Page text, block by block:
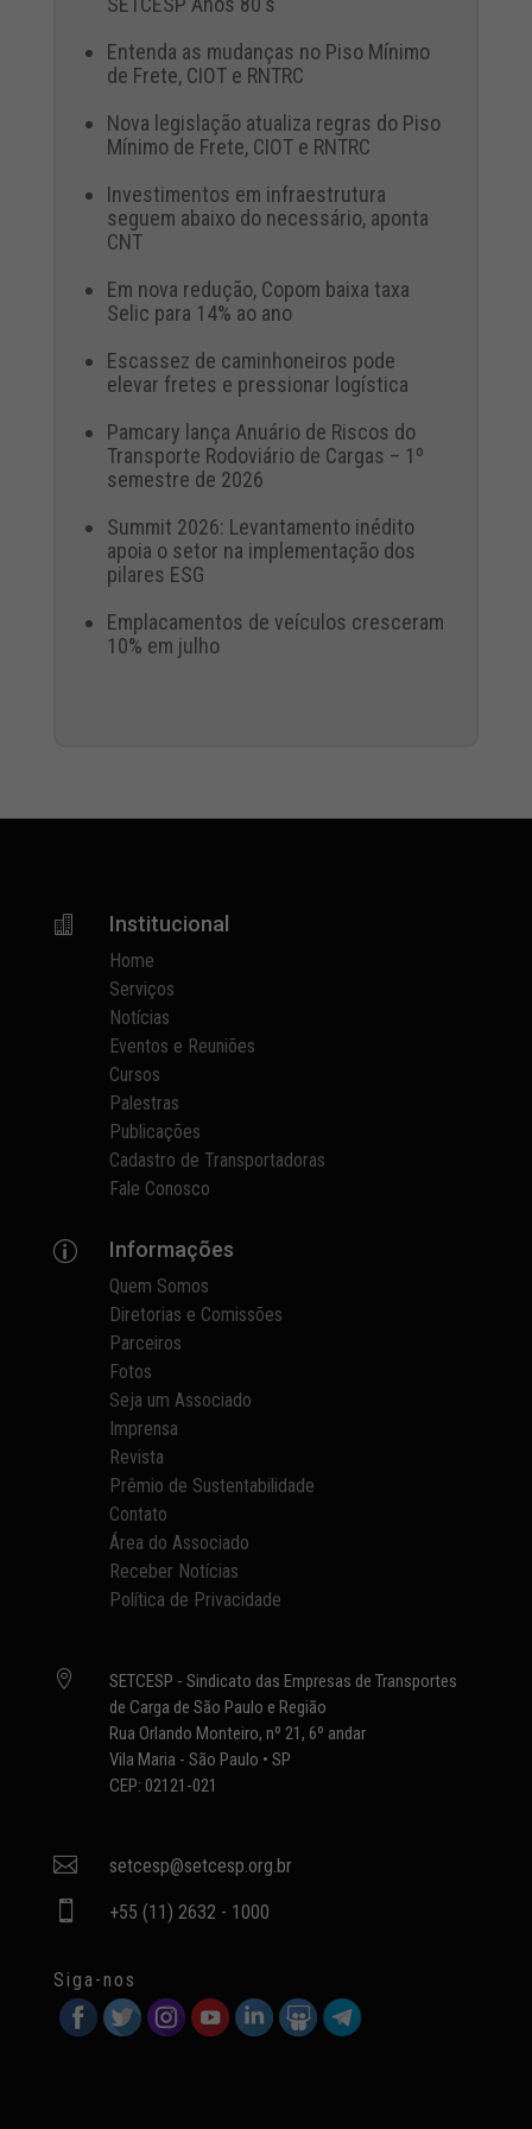
Entenda as mudanças no Piso Mínimo
de Frete, CIOT e RNTRC
Nova legislação atualiza regras do Piso
Mínimo de Frete, CIOT e RNTRC
Investimentos em infraestrutura
seguem abaixo do necessário, aponta
CNT
Em nova redução, Copom baixa taxa
Selic para 14% ao ano
Escassez de caminhoneiros pode
elevar fretes e pressionar logística
Pamcary lança Anuário de Riscos do
Transporte Rodoviário de Cargas – 1º
semestre de 2026
Summit 2026: Levantamento inédito
apoia o setor na implementação dos
pilares ESG
Emplacamentos de veículos cresceram
10% em julho
 Institucional
Home
Serviços
Notícias
Eventos e Reuniões
Cursos
Palestras
Publicações
Cadastro de Transportadoras
Fale Conosco
p Informações
Quem Somos
Diretorias e Comissões
Parceiros
Fotos
Seja um Associado
Imprensa
Revista
Prêmio de Sustentabilidade
Contato
Área do Associado
Receber Notícias
Política de Privacidade

SETCESP - Sindicato das Empresas de Transportes
de Carga de São Paulo e Região
Rua Orlando Monteiro, nº 21, 6º andar
Vila Maria - São Paulo • SP
CEP: 02121-021
 setcesp@setcesp.org.br
 +55 (11) 2632 - 1000
Siga-nos